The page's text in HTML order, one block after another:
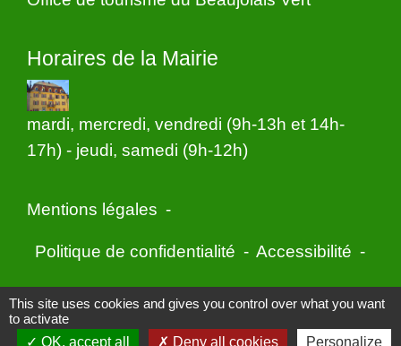
Horaires de la Mairie
mardi, mercredi, vendredi (9h-13h et 14h-
17h) - jeudi, samedi (9h-12h)
Mentions légales -
Politique de confidentialité - Accessibilité -
Application mobile Localiti - Plan du site -
Gestion des cookies
This site uses cookies and gives you control over what you want
to activate
OK, accept all
Deny all cookies Personalize